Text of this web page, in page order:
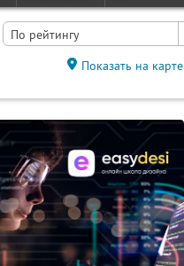
По рейтингу
Показать на карте